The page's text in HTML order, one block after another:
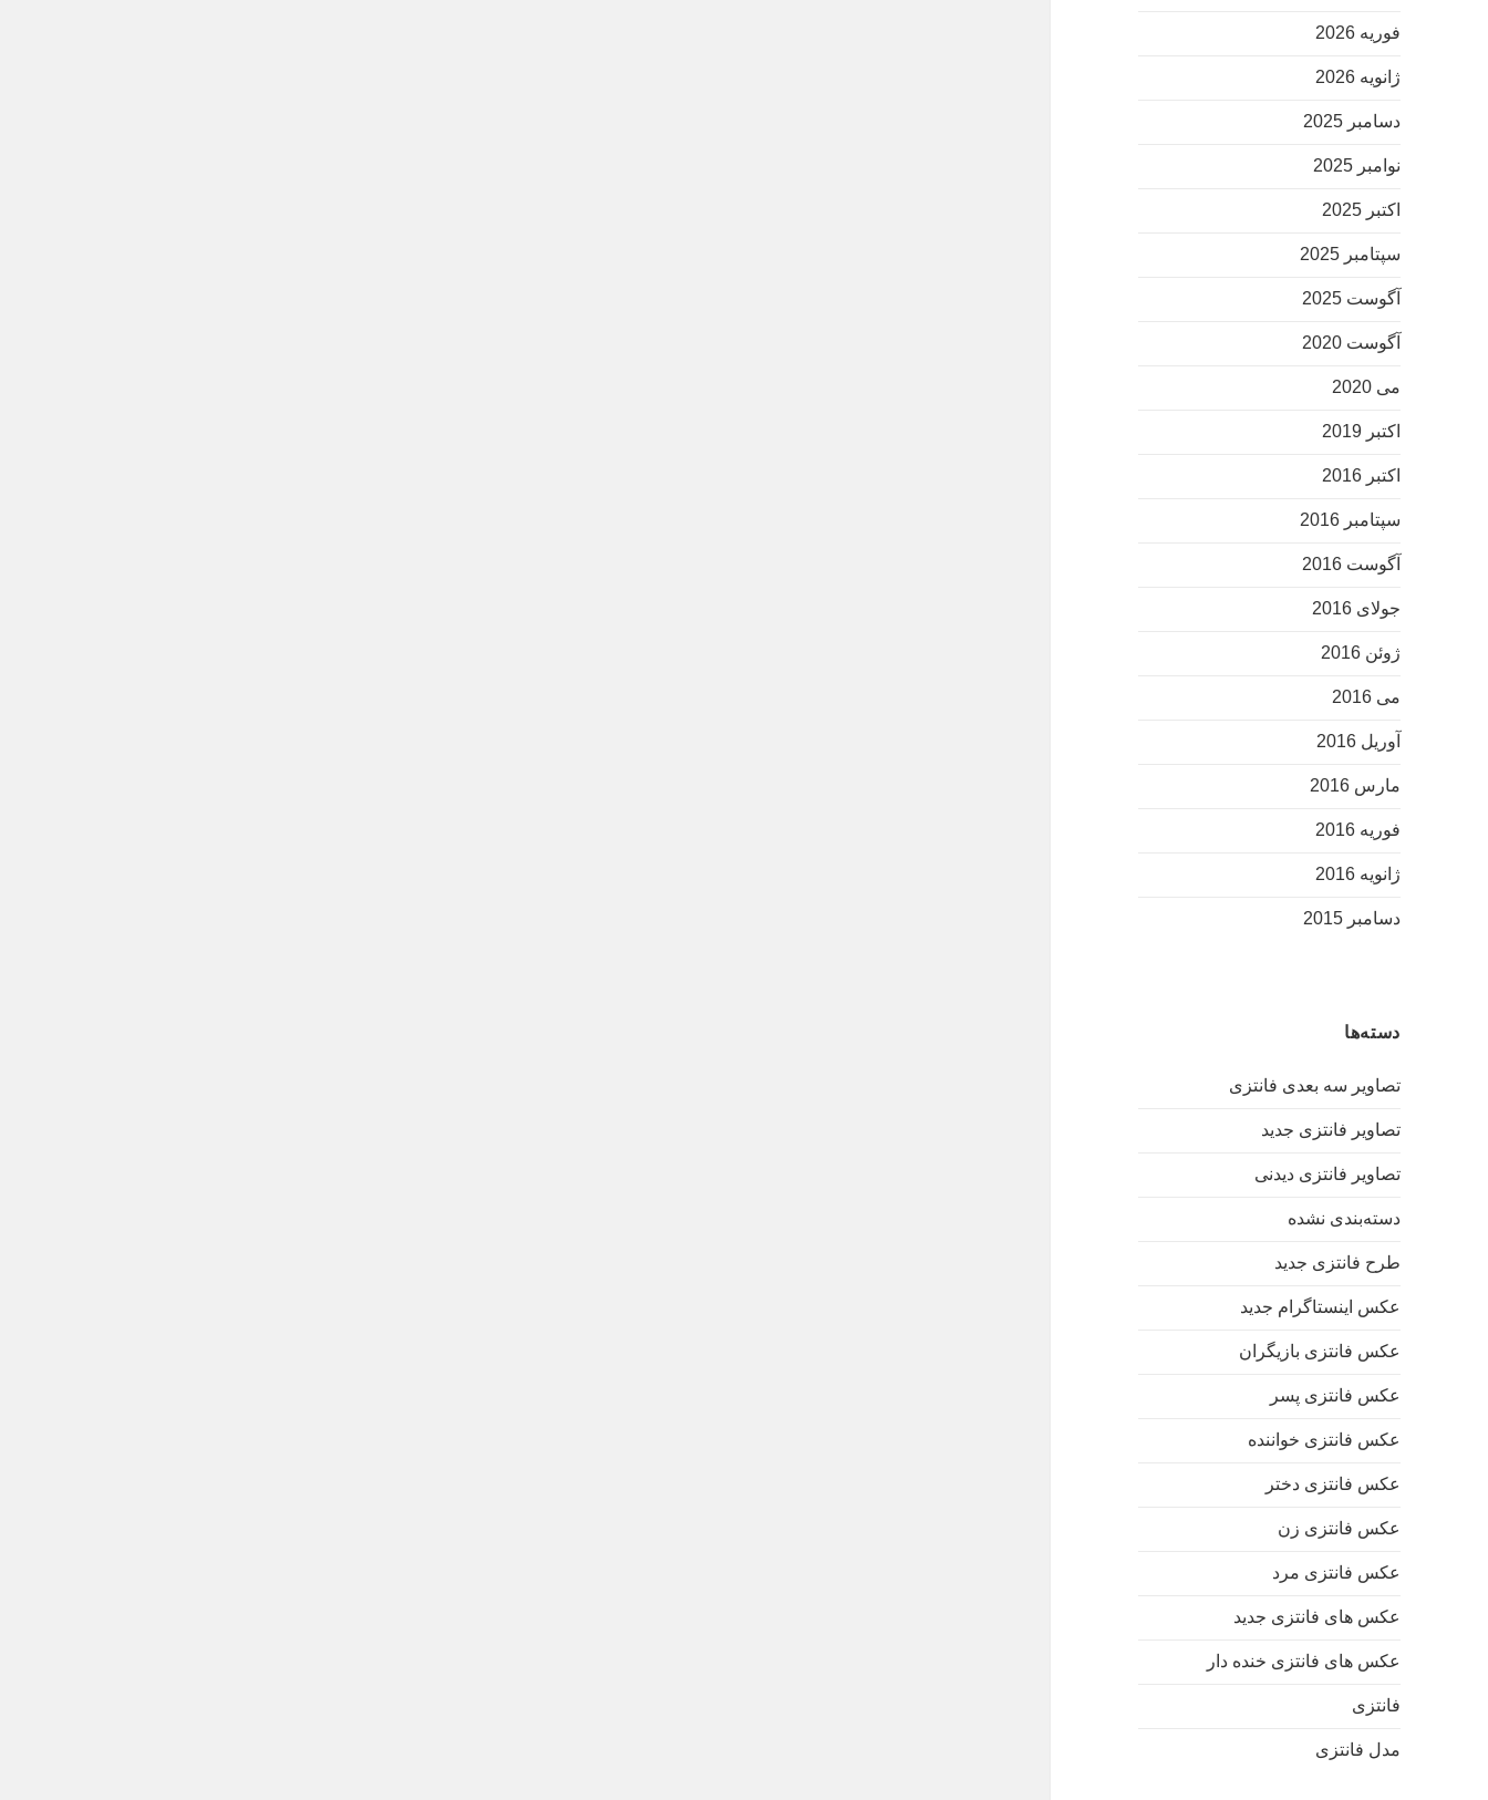
فوریه 2026
ژانویه 2026
دسامبر 2025
نوامبر 2025
اکتبر 2025
سپتامبر 2025
آگوست 2025
آگوست 2020
می 2020
اکتبر 2019
اکتبر 2016
سپتامبر 2016
آگوست 2016
جولای 2016
ژوئن 2016
می 2016
آوریل 2016
مارس 2016
فوریه 2016
ژانویه 2016
دسامبر 2015
دسته‌ها
تصاویر سه بعدی فانتزی
تصاویر فانتزی جدید
تصاویر فانتزی دیدنی
دسته‌بندی نشده
طرح فانتزی جدید
عکس اینستاگرام جدید
عکس فانتزی بازیگران
عکس فانتزی پسر
عکس فانتزی خواننده
عکس فانتزی دختر
عکس فانتزی زن
عکس فانتزی مرد
عکس های فانتزی جدید
عکس های فانتزی خنده دار
فانتزی
مدل فانتزی